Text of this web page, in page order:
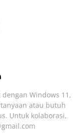
Windows 11,
atau butuh
Untuk kolaborasi,